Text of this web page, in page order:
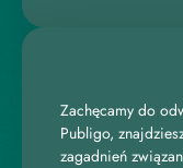
Zachęcamy do
Publigo,
zagadnień